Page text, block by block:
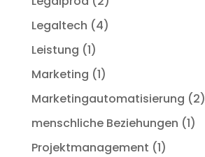
Legaltech (4)
Leistung (1)
Marketing (1)
Marketingautomatisierung (2)
menschliche Beziehungen (1)
Projektmanagement (1)